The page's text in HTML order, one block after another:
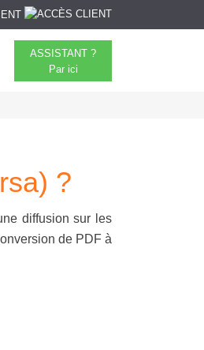
ASSISTANT ?
Par ici
?
diffusion sur les
de PDF à